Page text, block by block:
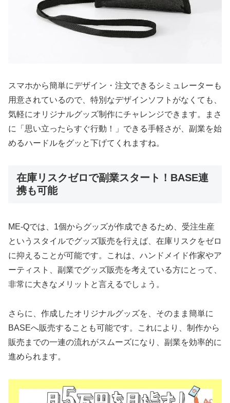
スマホから簡単にデザイン・注文できるシミュレーターも
用意されているので、特別なデザインソフトがなくても、
気軽にオリジナルグッズ制作にチャレンジできます。まさ
に「思い立ったらすぐ行動！」できる手軽さが、副業を始
めるハードルをグッと下げてくれますね。
在庫リスクゼロで副業スタート！BASE連
携も可能
ME-Qでは、1個からグッズが作成できるため、受注生産
というスタイルでグッズ販売を行えば、在庫リスクをゼロ
に抑えることが可能です。これは、ハンドメイド作家やア
ーティスト、副業でグッズ販売を考えている方にとって、
非常に大きなメリットと言えるでしょう。
さらに、作成したオリジナルグッズを、そのまま簡単に
BASEへ販売することも可能です。これにより、制作から
販売までの一連の流れがスムーズになり、副業を効率的に
進められます。